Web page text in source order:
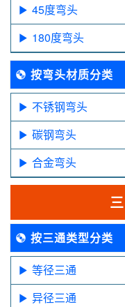
45度弯头
180度弯头
按弯头材质分类
不锈钢弯头
碳钢弯头
合金弯头
按三通类型分类
等径三通
异径三通